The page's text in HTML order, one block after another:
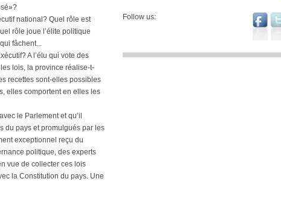
national? Quel rôle est
rôle joue l’élite politique
fâchent...
A l’élu qui vote des
lois, la province réalise-t-
recettes sont-elles possibles
elles comportent en elles les
le Parlement et qu’il
du pays et promulgués par les
exceptionnel reçu du
politique, des experts
vue de collecter ces lois
la Constitution du pays. Une
Follow us: